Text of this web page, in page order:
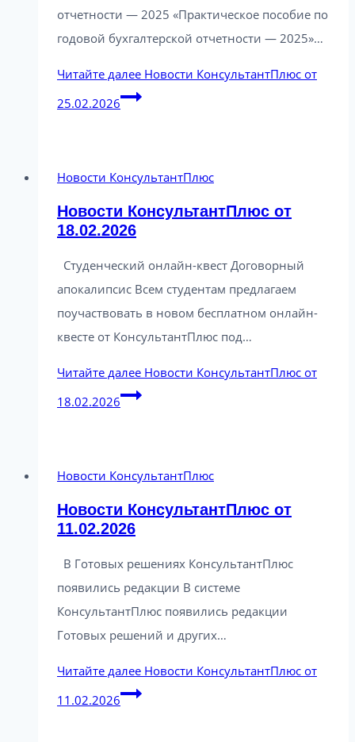
отчетности — 2025 «Практическое пособие по
годовой бухгалтерской отчетности — 2025»…
Читайте далее Новости КонсультантПлюс от
25.02.2026
Новости КонсультантПлюс
Новости КонсультантПлюс от
18.02.2026
Студенческий онлайн-квест Договорный
апокалипсис Всем студентам предлагаем
поучаствовать в новом бесплатном онлайн-
квесте от КонсультантПлюс под…
Читайте далее Новости КонсультантПлюс от
18.02.2026
Новости КонсультантПлюс
Новости КонсультантПлюс от
11.02.2026
В Готовых решениях КонсультантПлюс
появились редакции В системе
КонсультантПлюс появились редакции
Готовых решений и других…
Читайте далее Новости КонсультантПлюс от
11.02.2026